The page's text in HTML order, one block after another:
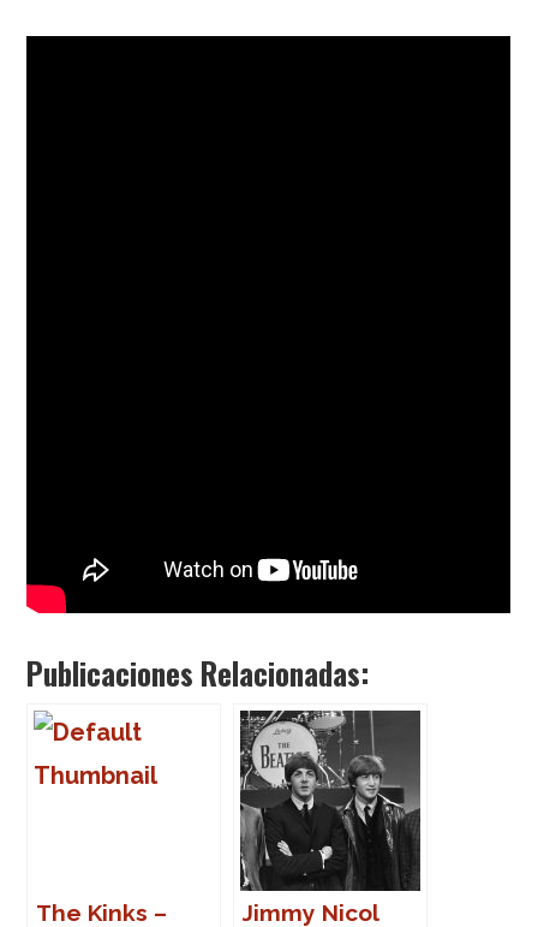
Publicaciones Relacionadas:
The Kinks –
Jimmy Nicol